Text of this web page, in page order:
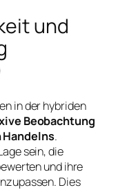
und
in der hybriden
Beobachtung
.
sein, die
und ihre
Dies